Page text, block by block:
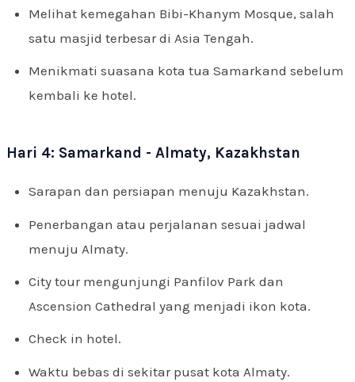
Melihat kemegahan Bibi-Khanym Mosque, salah
satu masjid terbesar di Asia Tengah.
Menikmati suasana kota tua Samarkand sebelum
kembali ke hotel.
Hari 4: Samarkand - Almaty, Kazakhstan
Sarapan dan persiapan menuju Kazakhstan.
Penerbangan atau perjalanan sesuai jadwal
menuju Almaty.
City tour mengunjungi Panfilov Park dan
Ascension Cathedral yang menjadi ikon kota.
Check in hotel.
Waktu bebas di sekitar pusat kota Almaty.